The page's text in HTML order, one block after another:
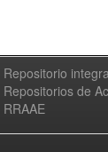
Repositorio
Repositorios de
RRAAE